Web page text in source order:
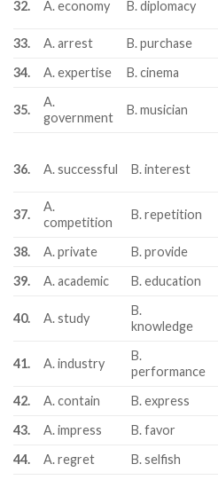
32. A. economy B. diplomacy
33. A. arrest B. purchase
34.
A. expertise B. cinema
35.
A.
government
B. musician
36. A. successful B. interest
37.
A.
competition
B. repetition
38.
A. private B. provide
39.
A. academic B. education
40. A. study
B.
knowledge
41. A. industry
B.
performance
42. A. contain B. express
43.
A. impress B. favor
44.
A. regret B. selfish